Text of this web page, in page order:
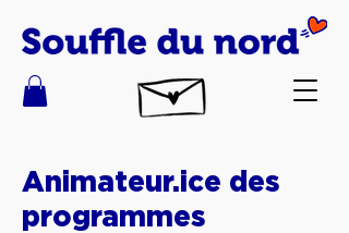
Animateur.ice des
programmes